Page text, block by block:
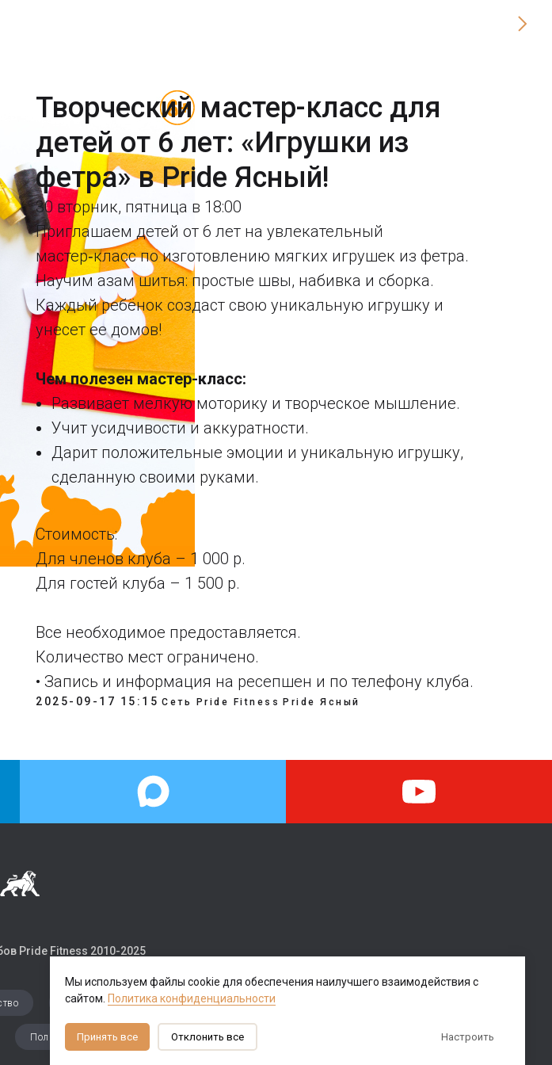
Творческий мастер-класс для
детей от 6 лет: «Игрушки из
фетра» в Pride Ясный!
30 вторник, пятница в 18:00
Приглашаем детей от 6 лет на увлекательный
мастер‑класс по изготовлению мягких игрушек из фетра.
Научим азам шитья: простые швы, набивка и сборка.
Каждый ребёнок создаст свою уникальную игрушку и
унесет ее домов!
Чем полезен мастер-класс:
Развивает мелкую моторику и творческое мышление.
Учит усидчивости и аккуратности.
Дарит положительные эмоции и уникальную игрушку,
сделанную своими руками.
Стоимость:
Для членов клуба – 1 000 р.
Для гостей клуба – 1 500 р.
Все необходимое предоставляется.
Количество мест ограничено.
• Запись и информация на ресепшен и по телефону клуба.
2025-09-17 15:15 Сеть Pride Fitness Pride Ясный
Pride Fitness 2010-2025
Аренда Карьера Логотип и права
Политика конфиденциальности Политика обработки персональных данных
Мы используем файлы cookie для обеспечения наилучшего взаимодействия с
сайтом. Политика конфиденциальности
Принять все Отклонить все Настроить